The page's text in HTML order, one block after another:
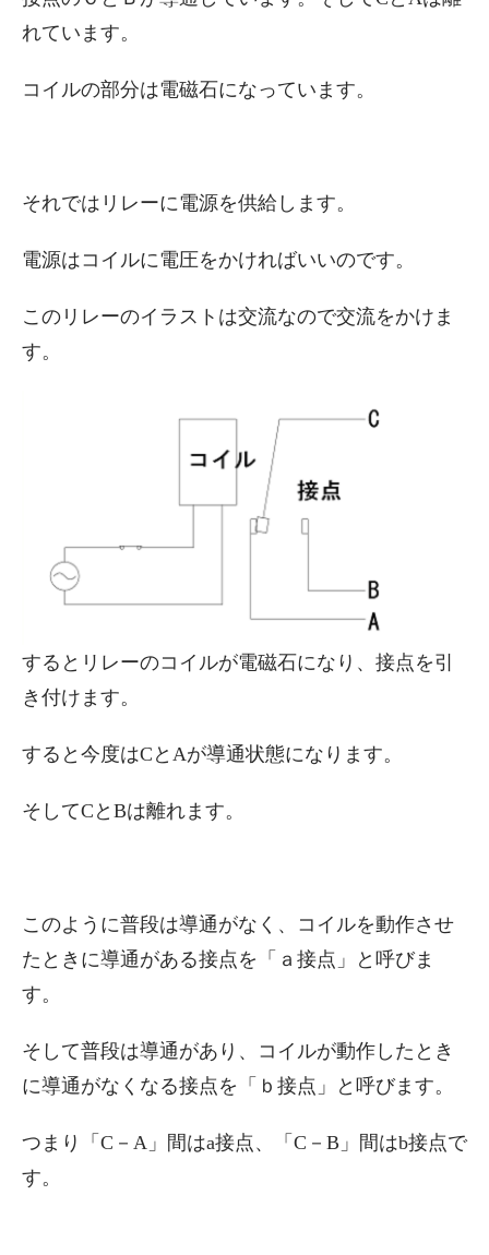
れています。
コイルの部分は電磁石になっています。
それではリレーに電源を供給します。
電源はコイルに電圧をかければいいのです。
このリレーのイラストは交流なので交流をかけま
す。
するとリレーのコイルが電磁石になり、接点を引
き付けます。
すると今度はCとAが導通状態になります。
そしてCとBは離れます。
このように普段は導通がなく、コイルを動作させ
たときに導通がある接点を「ａ接点」と呼びま
す。
そして普段は導通があり、コイルが動作したとき
に導通がなくなる接点を「ｂ接点」と呼びます。
つまり「C－A」間はa接点、「C－B」間はb接点で
す。